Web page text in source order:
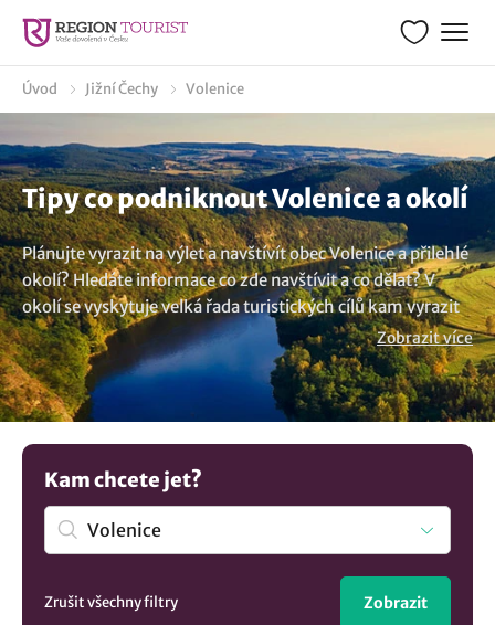
Úvod Jižní Čechy Volenice
Tipy co podniknout Volenice a okolí
Plánujte vyrazit na výlet a navštívít obec Volenice a přilehlé
okolí? Hledáte informace co zde navštívit a co dělat? V
okolí se vyskytuje velká řada turistických cílů kam vyrazit
na výlet a co zde vidět. Destinace Volenice leží v malebné
turistické lokalitě Jižní Čechy, která jistě stojí za návštěvu.
Zpracovali jsme pro turisty průvodce s přehledem aktivit,
výletních cílů a tipy kudy z nudy. Zajímá Vás co v této
lokalitě a blízkém okolí uvidíte, kam se vydat na výlet a na
prohlídku? Z našich tipů kam na výlet namátkou
představujeme:Boží kameny u Strakonic
spadá územně pod Jihočeský kraj? A proč vlastně vyrazit
na výlet? Je to pohodová aktivita u které si odpočinete,
strávíte čas s rodinou či přáteli a přitom navštívíte krásná
místa.
Zobrazit více
Kam chcete jet?
Zrušit všechny filtry Zobrazit